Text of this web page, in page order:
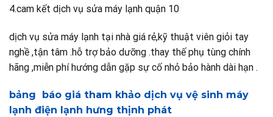
4.cam kết dịch vụ sửa máy lạnh quận 10
dịch vụ sửa máy lạnh tại nhà giá rẻ,kỹ thuật viên giỏi tay
nghề ,tận tâm .hỗ trợ bảo dưỡng .thay thế phụ tùng chính
hãng ,miễn phí hướng dẫn gặp sự cố nhỏ bảo hành dài hạn .
bảng báo giá tham khảo dịch vụ vệ sinh máy
lạnh điện lạnh hưng thịnh phát